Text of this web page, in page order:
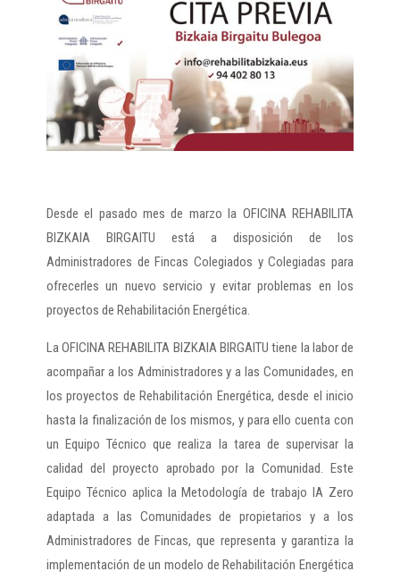
Desde el pasado mes de marzo la OFICINA REHABILITA
BIZKAIA BIRGAITU está a disposición de los
Administradores de Fincas Colegiados y Colegiadas para
ofrecerles un nuevo servicio y evitar problemas en los
proyectos de Rehabilitación Energética.
La OFICINA REHABILITA BIZKAIA BIRGAITU tiene la labor de
acompañar a los Administradores y a las Comunidades, en
los proyectos de Rehabilitación Energética, desde el inicio
hasta la finalización de los mismos, y para ello cuenta con
un Equipo Técnico que realiza la tarea de supervisar la
calidad del proyecto aprobado por la Comunidad. Este
Equipo Técnico aplica la Metodología de trabajo IA Zero
adaptada a las Comunidades de propietarios y a los
Administradores de Fincas, que representa y garantiza la
implementación de un modelo de Rehabilitación Energética